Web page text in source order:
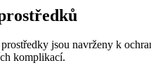
jsou navrženy k
komplikací.